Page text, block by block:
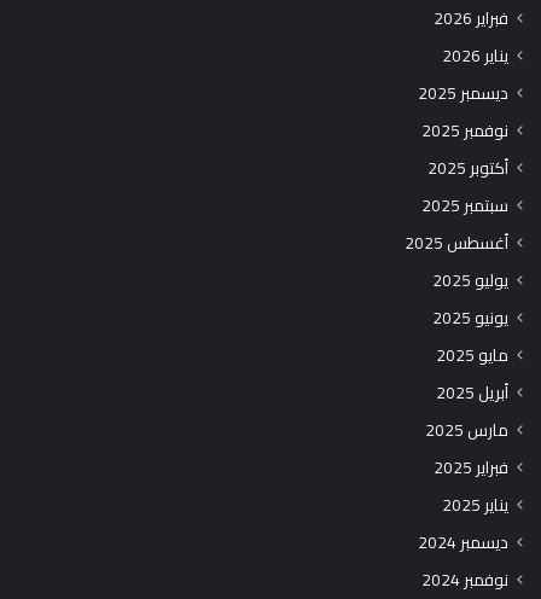
فبراير 2026
يناير 2026
ديسمبر 2025
نوفمبر 2025
أكتوبر 2025
سبتمبر 2025
أغسطس 2025
يوليو 2025
يونيو 2025
مايو 2025
أبريل 2025
مارس 2025
فبراير 2025
يناير 2025
ديسمبر 2024
نوفمبر 2024